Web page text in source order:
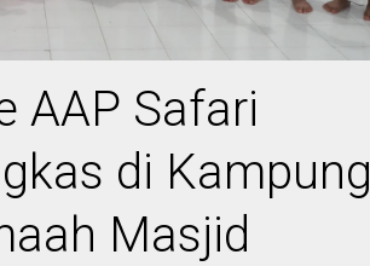
AAP Safari
di Kampung
Masjid